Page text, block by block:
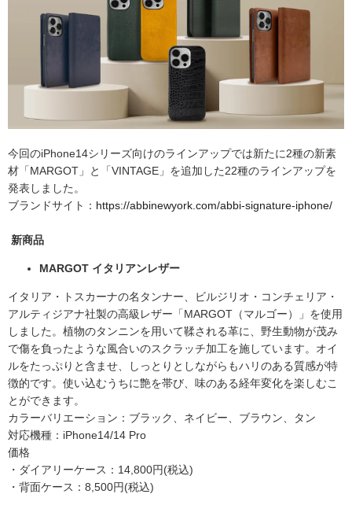
今回のiPhone14シリーズ向けのラインアップでは新たに2種の新素
材「MARGOT」と「VINTAGE」を追加した22種のラインアップを
発表しました。
ブランドサイト： https://abbinewyork.com/abbi-signature-iphone/
新商品
MARGOT イタリアンレザー
イタリア・トスカーナの名タンナー、ビルジリオ・コンチェリア・
アルティジアナ社製の高級レザー「MARGOT（マルゴー）」を使用
しました。植物のタンニンを用いて鞣される革に、野生動物が茂み
で傷を負ったような風合いのスクラッチ加工を施しています。オイ
ルをたっぷりと含ませ、しっとりとしながらもハリのある質感が特
徴的です。使い込むうちに艶を帯び、味のある経年変化を楽しむこ
とができます。
カラーバリエーション：ブラック、ネイビー、ブラウン、タン
対応機種：iPhone14/14 Pro
価格
・ダイアリーケース：14,800円(税込)
・背面ケース：8,500円(税込)